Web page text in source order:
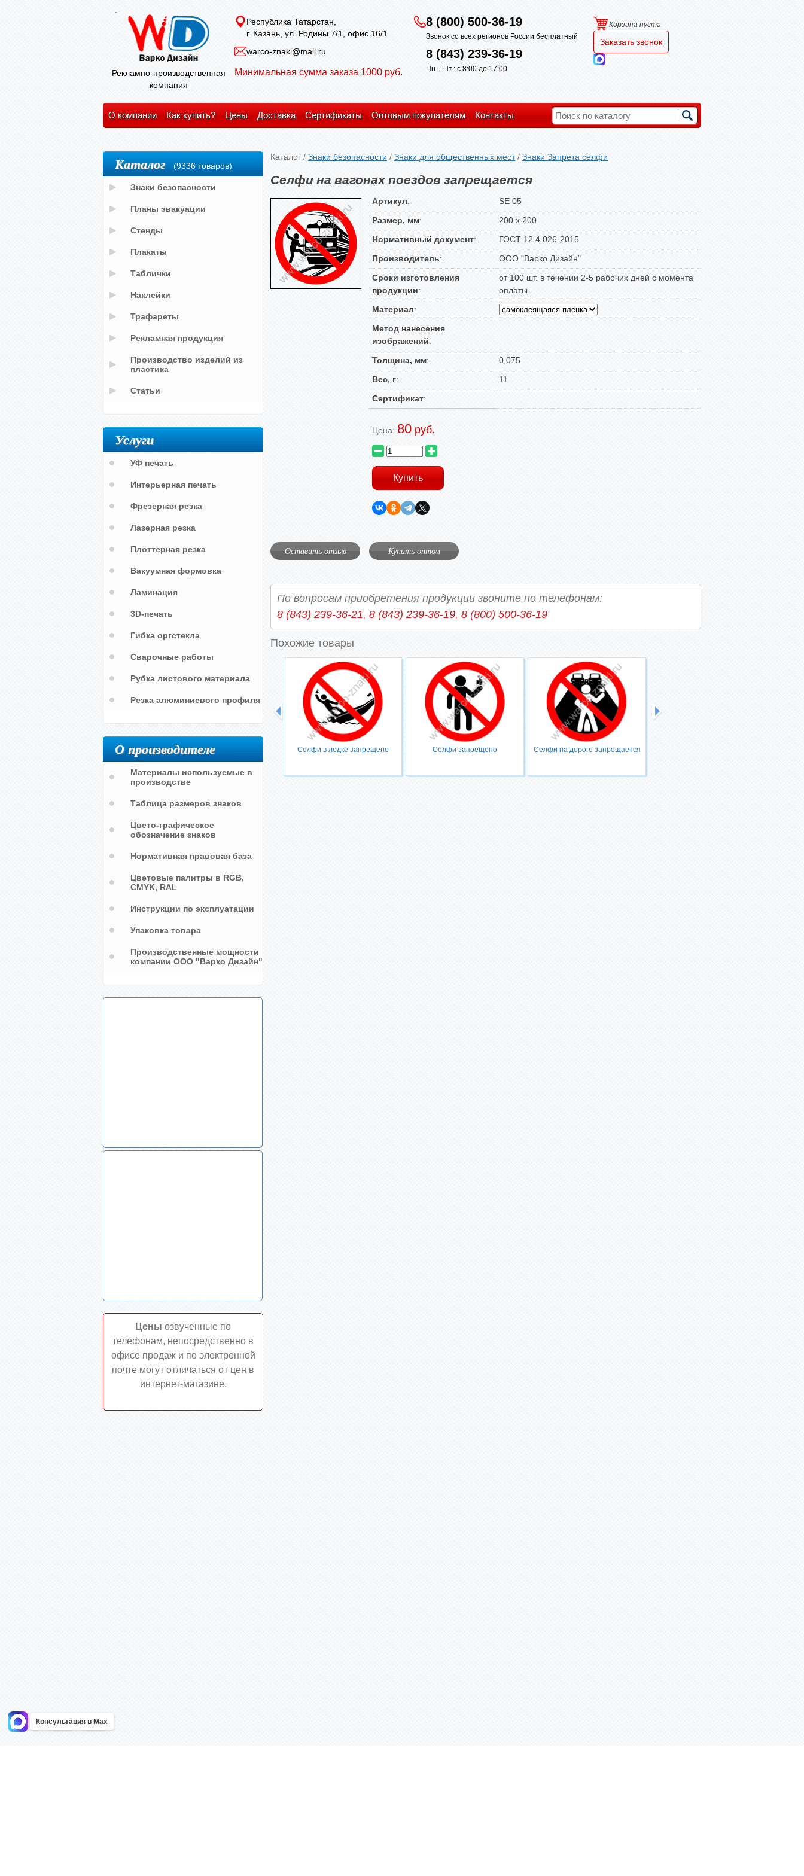
Рекламно-производственная
компания
Республика Татарстан,
г. Казань, ул. Родины 7/1, офис 16/1
warco-znaki@mail.ru
Минимальная сумма заказа 1000 руб.
8 (800) 500-36-19
Звонок со всех регионов России бесплатный
8 (843) 239-36-19
Пн. - Пт.: с 8:00 до 17:00
Корзина пуста
Заказать звонок
О компании Как купить? Цены Доставка Сертификаты Оптовым покупателям Контакты
Каталог / Знаки безопасности / Знаки для общественных мест/ Знаки Запрета селфи
Селфи на вагонах поездов запрещается
Артикул:
SE 05
Размер, мм:
200 х 200
Нормативный документ:
ГОСТ 12.4.026-2015
Производитель:
ООО "Варко Дизайн"
Сроки изготовления
продукции:
от 100 шт. в течении 2-5 рабочих дней с момента
оплаты
Материал:
Метод нанесения
изображений:
Толщина, мм:
0,075
Вес, г:
11
Сертификат:
Цена: 80 руб.
Оставить отзыв Купить оптом
По вопросам приобретения продукции звоните по телефонам:
8 (843) 239-36-21, 8 (843) 239-36-19, 8 (800) 500-36-19
Похожие товары
Селфи вблизи высоковольтных
Селфи на железнодорожных
Селфи в лодке запрещено Селфи запрещено Селфи на дороге запрещается
Каталог (9336 товаров)
Знаки безопасности
Планы эвакуации
Стенды
Плакаты
Таблички
Наклейки
Трафареты
Рекламная продукция
Производство изделий из
пластика
Статьи
Услуги
УФ печать
Интерьерная печать
Фрезерная резка
Лазерная резка
Плоттерная резка
Вакуумная формовка
Ламинация
3D-печать
Гибка оргстекла
Сварочные работы
Рубка листового материала
Резка алюминиевого профиля
О производителе
Материалы используемые в
производстве
Таблица размеров знаков
Цвето-графическое
обозначение знаков
Нормативная правовая база
Цветовые палитры в RGB,
CMYK, RAL
Инструкции по эксплуатации
Упаковка товара
Производственные мощности
компании ООО "Варко Дизайн"
Цены озвученные по
телефонам, непосредственно в
офисе продаж и по электронной
почте могут отличаться от цен в
интернет-магазине.
Консультация в Max